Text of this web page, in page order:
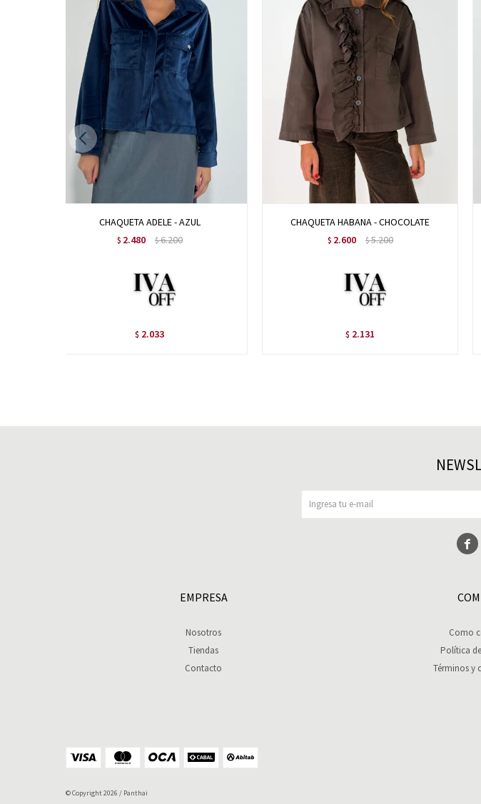
CHAQUETA ADELE - AZUL
$ 2.480 $6.200
$ 2.033
CHAQUETA HABANA - CHOCOLATE
$ 2.600 $5.200
$ 2.131
EMPRESA
Nosotros
Tiendas
Contacto
Como
Política
Términos y

© Copyright 2026 / Panthai